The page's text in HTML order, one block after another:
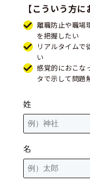
【こういう方に
離職防止や職場
を把握したい
リアルタイムで
い
感覚的におこな
タで示して問題
姓
名